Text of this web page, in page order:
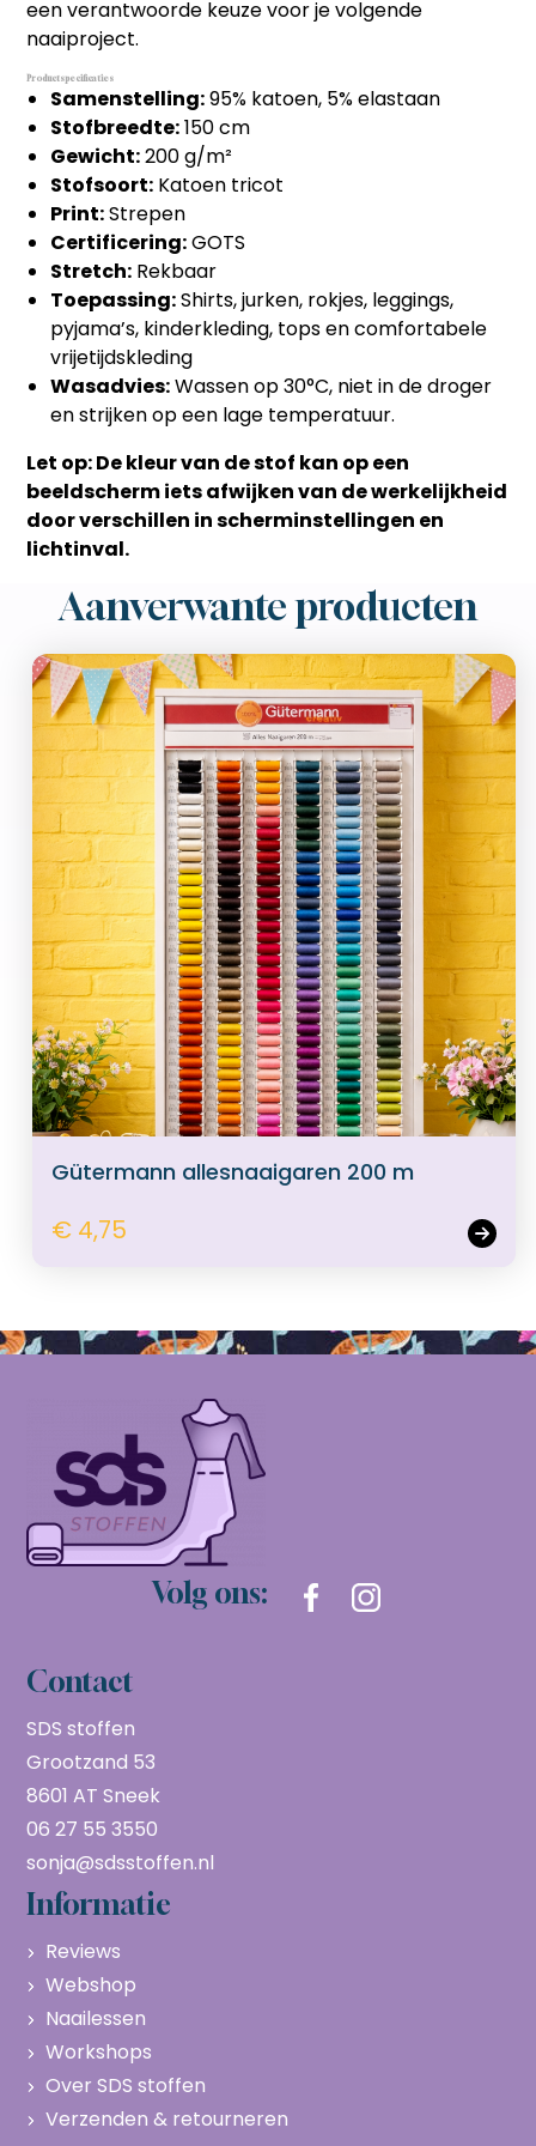
een verantwoorde keuze voor je volgende
naaiproject.
Productspecificaties
Samenstelling:95% katoen, 5% elastaan
Stofbreedte:150 cm
Gewicht:200 g/m²
Stofsoort: Katoen tricot
Print:Strepen
Certificering:GOTS
Stretch: Rekbaar
Toepassing:Shirts, jurken, rokjes, leggings,
pyjama’s, kinderkleding, tops en comfortabele
vrijetijdskleding
Wasadvies:Wassen op 30°C, niet in de droger
en strijken op een lage temperatuur.
Let op: De kleur van de stof kan op een
beeldscherm iets afwijken van de werkelijkheid
door verschillen in scherminstellingen en
lichtinval.
Aanverwante producten
Gütermann allesnaaigaren 200 m
€ 4,75
Volg ons:
Contact
SDS stoffen
Grootzand 53
8601 AT Sneek
06 27 55 3550
sonja@sdsstoffen.nl
Informatie
Reviews
Webshop
Naailessen
Workshops
Over SDS stoffen
Verzenden & retourneren